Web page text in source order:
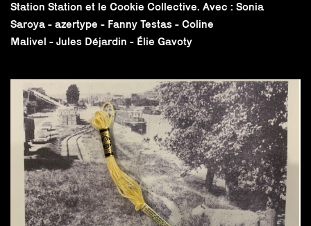
Station Station et le Cookie Collective. Avec : Sonia
Saroya - azertype - Fanny Testas - Coline
Malivel - Jules Déjardin - Élie Gavoty